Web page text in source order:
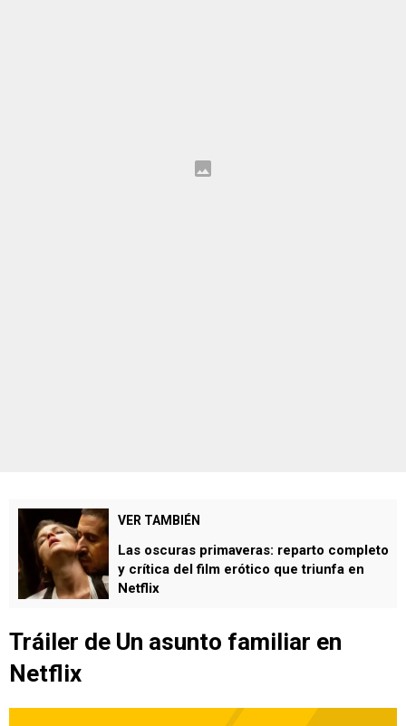
VER TAMBIÉN
Las oscuras primaveras: reparto completo
y crítica del film erótico que triunfa en
Netflix
Tráiler de Un asunto familiar en
Netflix